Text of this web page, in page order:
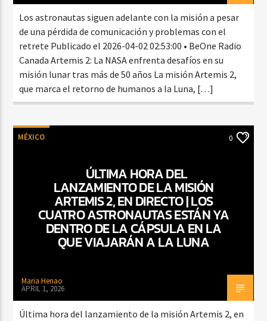
Los astronautas siguen adelante con la misión a pesar
de una pérdida de comunicación y problemas con el
retrete Publicado el 2026-04-02 02:53:00 • BeOne Radio
Canada Artemis 2: La NASA enfrenta desafíos en su
misión lunar tras más de 50 años La misión Artemis 2,
que marca el retorno de humanos a la Luna, […]
MÉXICO 0
ÚLTIMA HORA DEL
LANZAMIENTO DE LA MISIÓN
ARTEMIS 2, EN DIRECTO | LOS
CUATRO ASTRONAUTAS ESTÁN YA
DENTRO DE LA CÁPSULA EN LA
QUE VIAJARÁN A LA LUNA
Maria Henao
APRIL 1, 2026
Última hora del lanzamiento de la misión Artemis 2, en